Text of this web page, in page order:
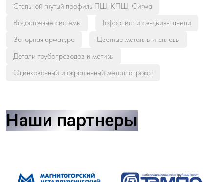
Стальной гнутый профиль ПШ, КПШ, Сигма
Водосточные системы
Гофролист и сэндвич-панели
Запорная арматура
Цветные металлы и сплавы
Детали трубопроводов и метизы
Оцинкованный и окрашенный металлопрокат
Наши партнеры